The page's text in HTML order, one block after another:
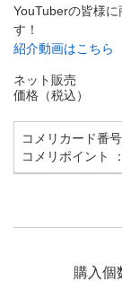
YouTuberの皆様
す！
紹介動画はこちら
ネット販売
価格（税込）
コメリカード番
コメリポイント ：
購入個